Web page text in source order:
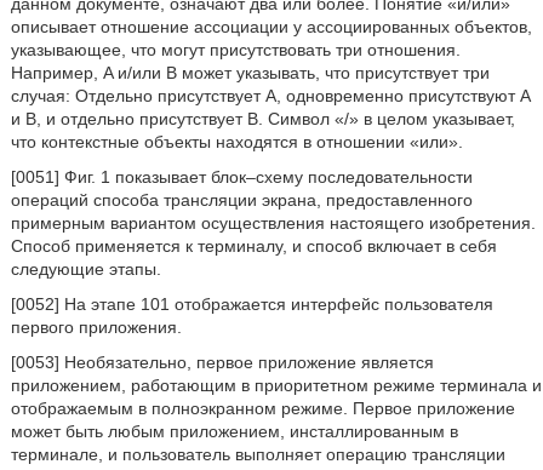
описывает отношение ассоциации у ассоциированных объектов,
указывающее, что могут присутствовать три отношения.
Например, A и/или B может указывать, что присутствует три
случая: Отдельно присутствует A, одновременно присутствуют A
и B, и отдельно присутствует B. Символ «/» в целом указывает,
что контекстные объекты находятся в отношении «или».
[0051] Фиг. 1 показывает блок–схему последовательности
операций способа трансляции экрана, предоставленного
примерным вариантом осуществления настоящего изобретения.
Способ применяется к терминалу, и способ включает в себя
следующие этапы.
[0052] На этапе 101 отображается интерфейс пользователя
первого приложения.
[0053] Необязательно, первое приложение является
приложением, работающим в приоритетном режиме терминала и
отображаемым в полноэкранном режиме. Первое приложение
может быть любым приложением, инсталлированным в
терминале, и пользователь выполняет операцию трансляции